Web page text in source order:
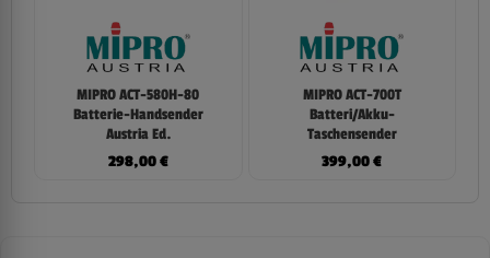
MIPRO ACT-580H-80
Batterie-Handsender
Austria Ed.
298,00€
MIPRO ACT-700T
Batteri/Akku-
Taschensender
399,00€